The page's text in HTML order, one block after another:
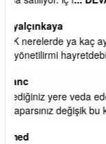
başkanım seni
görmek isteriz
daha da olacaktır
ibrahim yalçınkaya
qaasvalt
asvalt döke döke
aşağıda kaldı bi
basacak ma